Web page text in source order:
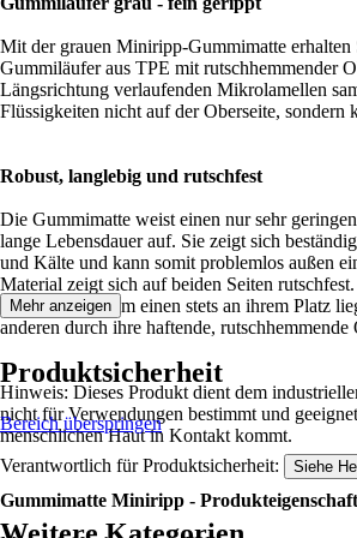
Mit der grauen Miniripp-Gummimatte erhalten
Gummiläufer aus TPE mit rutschhemmender
Längsrichtung verlaufenden Mikrolamellen
Flüssigkeiten nicht auf der Oberseite, sondern
Robust, langlebig und rutschfest
Die Gummimatte weist einen nur sehr
lange Lebensdauer auf. Sie zeigt sich
und Kälte und kann somit problemlos außen
Material zeigt sich auf beiden Seiten
Gummiplatte zum einen stets an ihrem Platz
anderen durch ihre haftende, rutschhemmende
Hinweis: Dieses Produkt dient dem
nicht für Verwendungen bestimmt und
menschlichen Haut in Kontakt kommt.
Gummimatte Miniripp -
Mehr anzeigen
Produktsicherheit
Bereich überspringen
Verantwortlich für Produktsicherheit: Siehe